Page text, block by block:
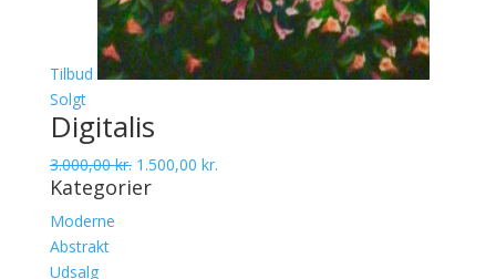
Tilbud
Solgt
Digitalis
3.000,00kr. 1.500,00 kr.
Kategorier
Moderne
Abstrakt
Udsalg